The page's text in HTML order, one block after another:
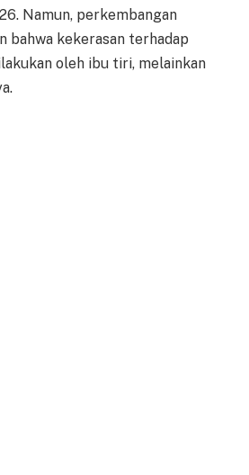
Namun, perkembangan
bahwa kekerasan terhadap
oleh ibu tiri, melainkan